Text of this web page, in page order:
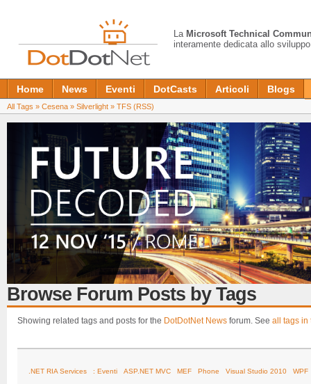
La Microsoft Technical
interamente dedicata allo
Home News Eventi DotCasts Articoli Blogs
All Tags » Cesena » Silverlight » TFS (RSS)
Browse Forum Posts by Tags
Showing related tags and posts for the DotDotNet News forum. See all tags in
.NET RIA Services : Eventi ASP.NET MVC MEF Phone Visual Studio 2010 WPF